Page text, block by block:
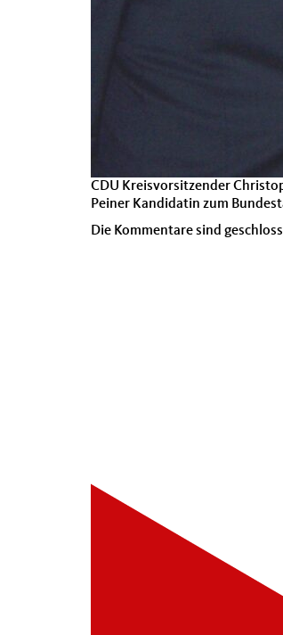
CDU Kreisvorsitzender
Peiner Kandidatin zum
Die Kommentare sind